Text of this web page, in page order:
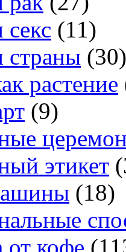
(11)
страны (30)
растение
(9)
этикет
(18)